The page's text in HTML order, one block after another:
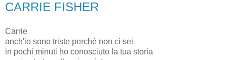
CARRIE FISHER
Carrie
anch'io sono triste perchè non ci sei
in pochi minuti ho conosciuto la tua storia